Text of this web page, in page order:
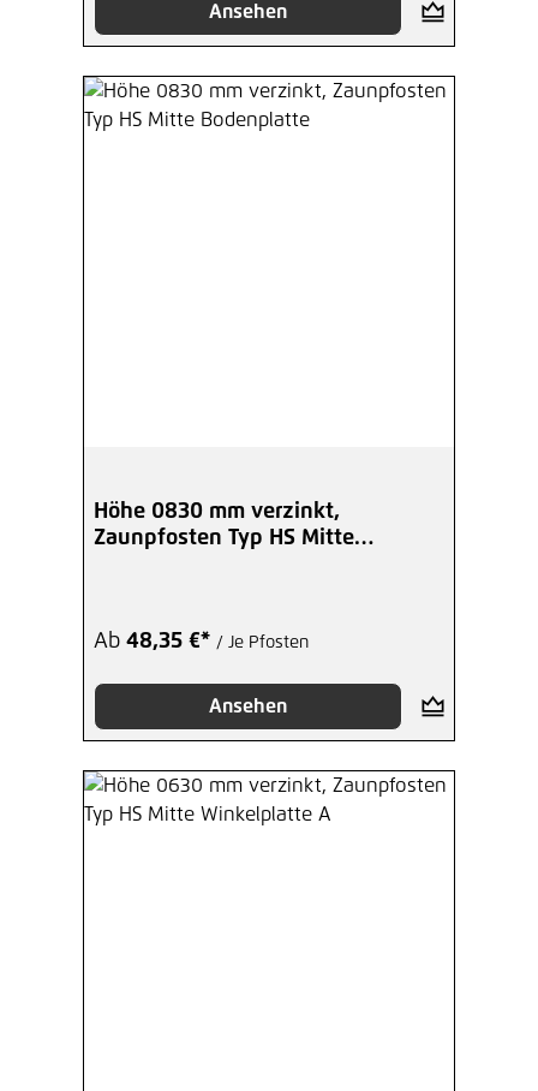
Ansehen
Höhe 0830 mm verzinkt,
Zaunpfosten Typ HS Mitte
Ab 48,35 €* / Je Pfosten
Ansehen